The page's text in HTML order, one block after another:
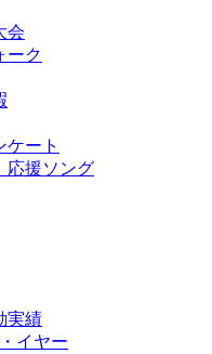
会
ーク
ケート
応援ソング
実績
イヤー